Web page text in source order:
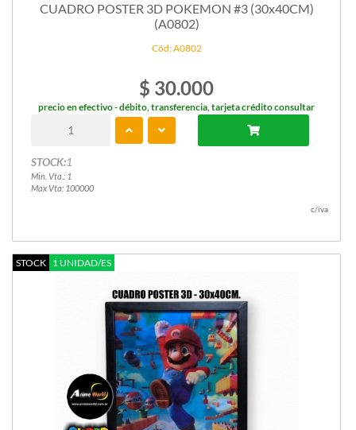
CUADRO POSTER 3D POKEMON #3 (30x40CM)
(A0802)
Cód: A0802
$ 30.000
precio en efectivo - débito, transferencia, tarjeta crédito consultar
STOCK:1
Min. Vta.: 1
Max Vta: 100000
c/iva
STOCK 1 UNIDAD/ES